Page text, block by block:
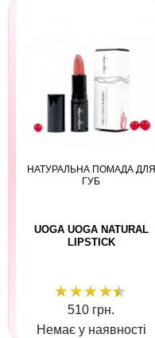
НАТУРАЛЬНА ПОМАДА ДЛЯ
ГУБ
UOGA UOGA NATURAL
LIPSTICK
510 грн.
Немає у наявності